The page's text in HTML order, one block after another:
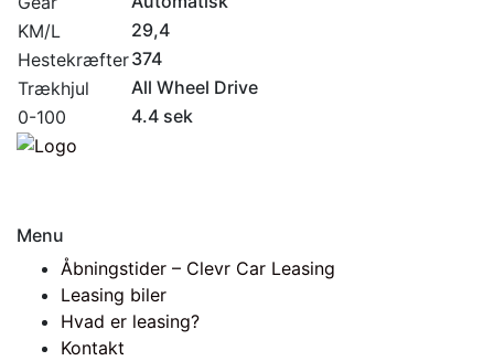
KM/L
29,4
Hestekræfter374
Trækhjul
All Wheel Drive
0-100
4.4 sek
Menu
Åbningstider – Clevr Car Leasing
Leasing biler
Hvad er leasing?
Kontakt